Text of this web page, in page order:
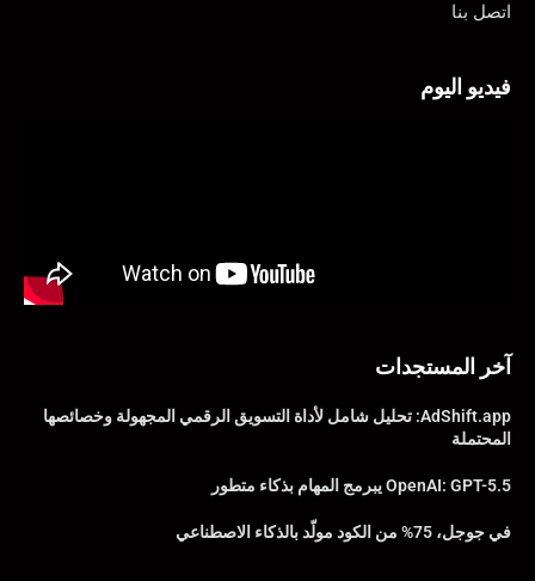
اتصل بنا
فيديو اليوم
آخر المستجدات
AdShift.app: تحليل شامل لأداة التسويق الرقمي المجهولة وخصائصها
المحتملة
OpenAI: GPT-5.5 يبرمج المهام بذكاء متطور
في جوجل، 75% من الكود مولّد بالذكاء الاصطناعي